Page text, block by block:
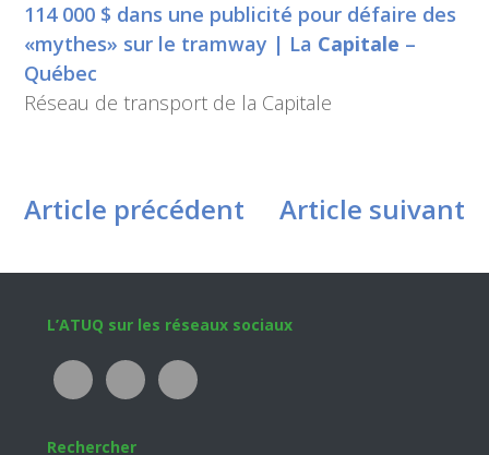
114 000 $ dans une publicité pour défaire des
«mythes» sur le tramway | La Capitale –
Québec
Réseau de transport de la Capitale
Article précédent Article suivant
Footer
L’ATUQ sur les réseaux sociaux
Rechercher